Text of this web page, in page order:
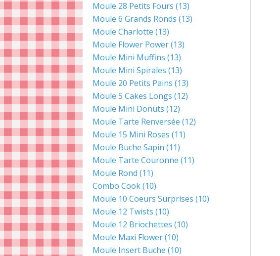
Moule 28 Petits Fours (13)
Moule 6 Grands Ronds (13)
Moule Charlotte (13)
Moule Flower Power(13)
Moule Mini Muffins (13)
Moule Mini Spirales (13)
Moule 20 Petits Pains (13)
Moule 5 Cakes Longs (12)
Moule Mini Donuts (12)
Moule Tarte Renversée (12)
Moule 15 Mini Roses (11)
Moule Buche Sapin (11)
Moule Tarte Couronne (11)
Moule Rond (11)
Combo Cook(10)
Moule 10 Coeurs Surprises (10)
Moule 12 Twists (10)
Moule 12 Briochettes (10)
Moule Maxi Flower(10)
Moule Insert Buche (10)